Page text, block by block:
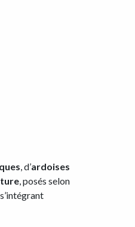
, d’ardoises
, posés selon